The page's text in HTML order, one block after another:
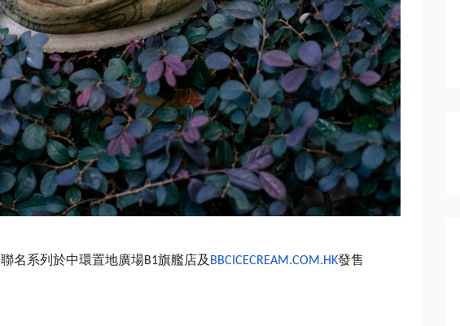
聯名系列於中環置地廣場B1旗艦店及 BBCICECREAM.COM.HK發售